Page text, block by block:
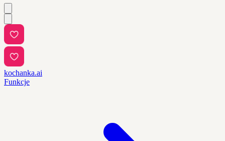
kochanka.ai
Funkcje